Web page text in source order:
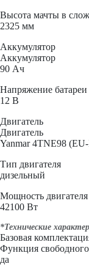
Высота мачты в
2325 мм
Аккумулятор
Аккумулятор
90 Ач
Напряжение батареи
12 B
Двигатель
Двигатель
Yanmar 4TNE98
Тип двигателя
дизельный
Мощность двигателя
42100 Вт
*Технические
Базовая
Функция
да